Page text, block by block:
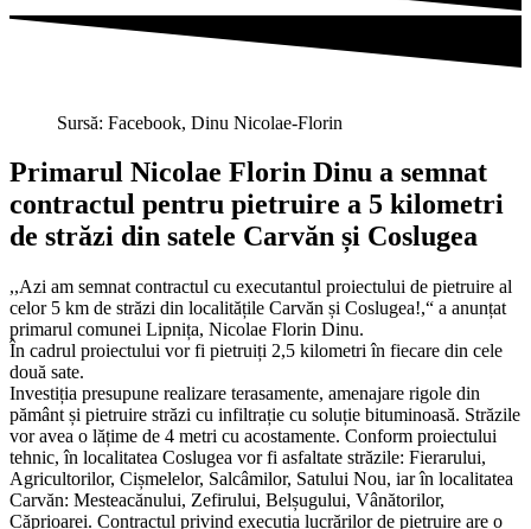
Sursă: Facebook, Dinu Nicolae-Florin
Primarul Nicolae Florin Dinu a semnat
contractul pentru pietruire a 5 kilometri
de străzi din satele Carvăn și Coslugea
,,Azi am semnat contractul cu executantul proiectului de pietruire al
celor 5 km de străzi din localitățile Carvăn și Coslugea!,“ a anunțat
primarul comunei Lipnița, Nicolae Florin Dinu.
În cadrul proiectului vor fi pietruiți 2,5 kilometri în fiecare din cele
două sate.
Investiția presupune realizare terasamente, amenajare rigole din
pământ și pietruire străzi cu infiltrație cu soluție bituminoasă. Străzile
vor avea o lățime de 4 metri cu acostamente. Conform proiectului
tehnic, în localitatea Coslugea vor fi asfaltate străzile: Fierarului,
Agricultorilor, Cișmelelor, Salcâmilor, Satului Nou, iar în localitatea
Carvăn: Mesteacănului, Zefirului, Belșugului, Vânătorilor,
Căprioarei. Contractul privind execuția lucrărilor de pietruire are o